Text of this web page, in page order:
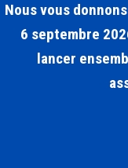
Nous vous
6 septembre
lancer